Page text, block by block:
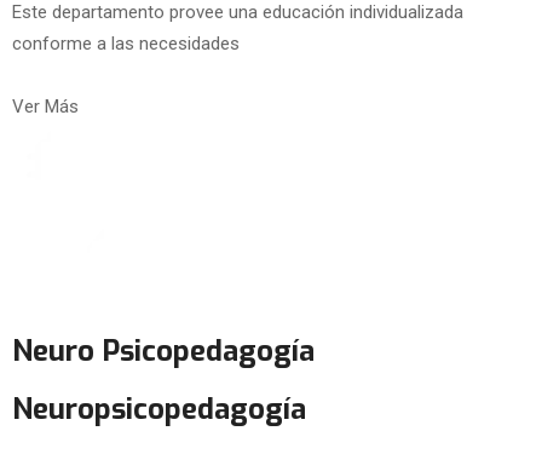
Este departamento provee una educación individualizada
conforme a las necesidades
Ver Más
Neuro Psicopedagogía
Neuropsicopedagogía